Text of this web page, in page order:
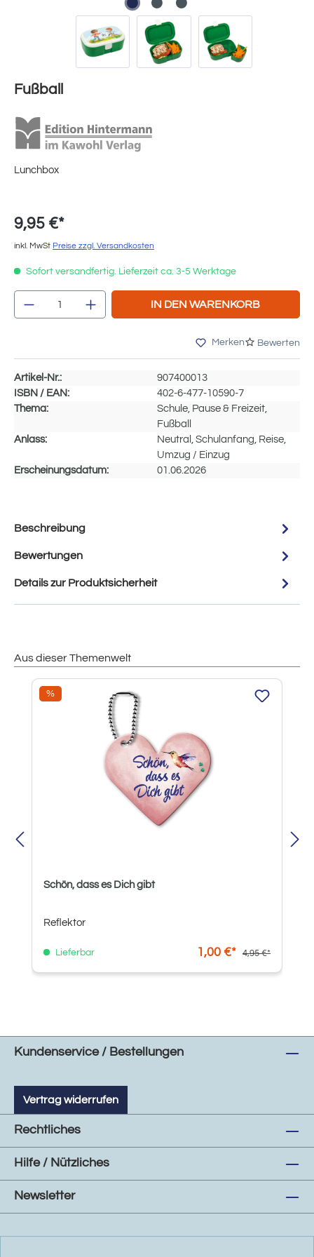
Fußball
Lunchbox
9,95 €*
inkl. MwSt Preise zzgl. Versandkosten
Sofort versandfertig. Lieferzeit ca. 3-5 Werktage
Produkt Anzahl: Gib den gewünschten
IN DEN WARENKORB
Merken Bewerten
Artikel-Nr.:
907400013
ISBN / EAN:
402-6-477-10590-7
Thema:
Schule, Pause & Freizeit,
Fußball
Anlass:
Neutral, Schulanfang, Reise,
Umzug / Einzug
Erscheinungsdatum:
01.06.2026
Beschreibung
Bewertungen
Details zur Produktsicherheit
Aus dieser Themenwelt
Produktgalerie überspringen
Rabatt
%
Schön, dass es Dich gibt
Reflektor
Lieferbar 1,00 €* 4,95 €*
Kundenservice / Bestellungen
Vertrag widerrufen
Rechtliches
Hilfe / Nützliches
Newsletter